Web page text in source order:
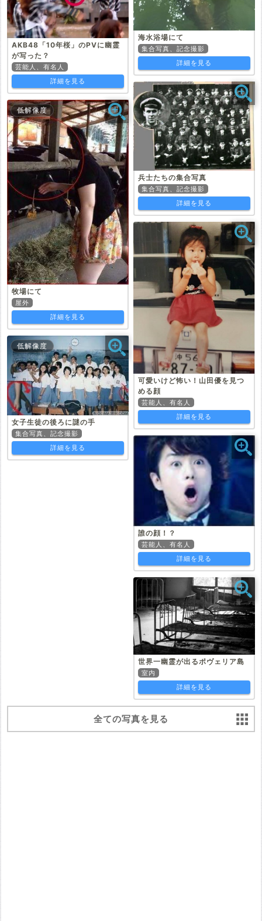
AKB48「10年桜」のPVに幽霊
が写った？
芸能人、有名人
詳細を見る
低解像度
牧場にて
屋外
詳細を見る
低解像度
女子生徒の後ろに謎の手
集合写真、記念撮影
詳細を見る
海水浴場にて
集合写真、記念撮影
詳細を見る
兵士たちの集合写真
集合写真、記念撮影
詳細を見る
可愛いけど怖い！山田優を見つ
める顔
芸能人、有名人
詳細を見る
誰の顔！？
芸能人、有名人
詳細を見る
世界一幽霊が出るポヴェリア島
室内
詳細を見る
全ての写真を見る